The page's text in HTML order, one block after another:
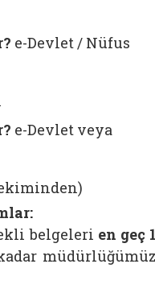
e-Devlet / Nüfus
e-Devlet veya
belgeleri en geç